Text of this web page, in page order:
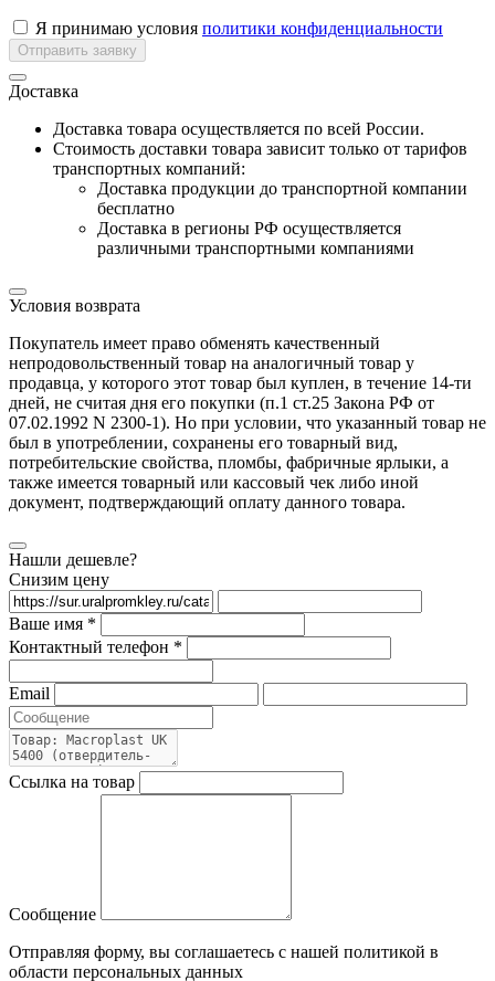
Я принимаю условия политики конфиденциальности
Отправить заявку
Доставка
Доставка товара осуществляется по всей России.
Cтоимость доставки товара зависит только от тарифов
транспортных компаний:
Доставка продукции до транспортной компании
бесплатно
Доставка в регионы РФ осуществляется
различными транспортными компаниями
Условия возврата
Покупатель имеет право обменять качественный
непродовольственный товар на аналогичный товар у
продавца, у которого этот товар был куплен, в течение 14-ти
дней, не считая дня его покупки (п.1 ст.25 Закона РФ от
07.02.1992 N 2300-1). Но при условии, что указанный товар не
был в употреблении, сохранены его товарный вид,
потребительские свойства, пломбы, фабричные ярлыки, а
также имеется товарный или кассовый чек либо иной
документ, подтверждающий оплату данного товара.
Нашли дешевле?
Снизим цену
Ваше имя *
Контактный телефон *
Email
Ссылка на товар
Сообщение
Отправляя форму, вы соглашаетесь с нашей политикой в
области персональных данных